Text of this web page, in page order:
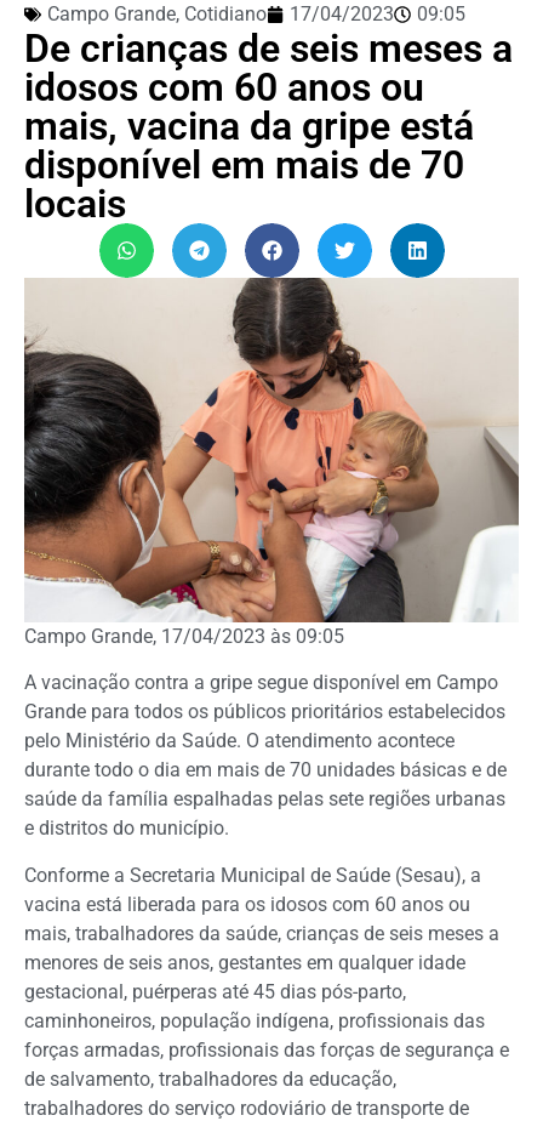
Campo Grande, Cotidiano 17/04/2023 09:05
De crianças de seis meses a
idosos com 60 anos ou
mais, vacina da gripe está
disponível em mais de 70
locais
Campo Grande, 17/04/2023 às 09:05
A vacinação contra a gripe segue disponível em Campo
Grande para todos os públicos prioritários estabelecidos
pelo Ministério da Saúde. O atendimento acontece
durante todo o dia em mais de 70 unidades básicas e de
saúde da família espalhadas pelas sete regiões urbanas
e distritos do município.
Conforme a Secretaria Municipal de Saúde (Sesau), a
vacina está liberada para os idosos com 60 anos ou
mais, trabalhadores da saúde, crianças de seis meses a
menores de seis anos, gestantes em qualquer idade
gestacional, puérperas até 45 dias pós-parto,
caminhoneiros, população indígena, profissionais das
forças armadas, profissionais das forças de segurança e
de salvamento, trabalhadores da educação,
trabalhadores do serviço rodoviário de transporte de